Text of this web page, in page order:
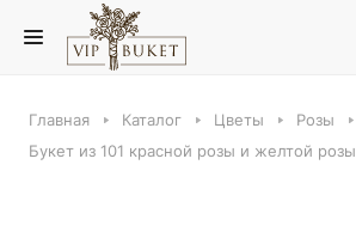
Главная Каталог Цветы Розы
Букет из 101 красной розы и желтой розы